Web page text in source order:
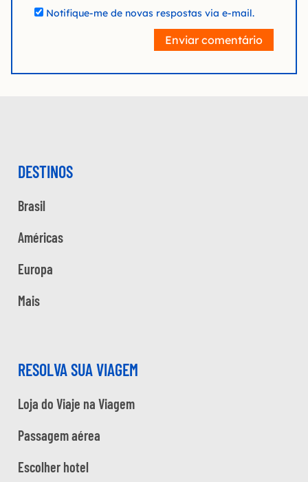
Notifique-me de novas respostas via e-mail.
Enviar comentário
DESTINOS
Brasil
Américas
Europa
Mais
RESOLVA SUA VIAGEM
Loja do Viaje na Viagem
Passagem aérea
Escolher hotel